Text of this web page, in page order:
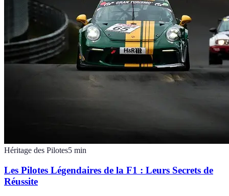
Héritage des Pilotes5 min
Les Pilotes Légendaires de la F1 : Leurs Secrets de
Réussite